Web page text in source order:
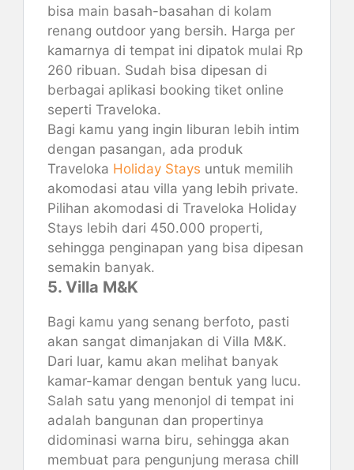
bisa main basah-basahan di kolam
renang outdoor yang bersih. Harga per
kamarnya di tempat ini dipatok mulai Rp
260 ribuan. Sudah bisa dipesan di
berbagai aplikasi booking tiket online
seperti Traveloka.
Bagi kamu yang ingin liburan lebih intim
dengan pasangan, ada produk
Traveloka Holiday Stays untuk memilih
akomodasi atau villa yang lebih private.
Pilihan akomodasi di Traveloka Holiday
Stays lebih dari 450.000 properti,
sehingga penginapan yang bisa dipesan
semakin banyak.
5. Villa M&K
Bagi kamu yang senang berfoto, pasti
akan sangat dimanjakan di Villa M&K.
Dari luar, kamu akan melihat banyak
kamar-kamar dengan bentuk yang lucu.
Salah satu yang menonjol di tempat ini
adalah bangunan dan propertinya
didominasi warna biru, sehingga akan
membuat para pengunjung merasa chill